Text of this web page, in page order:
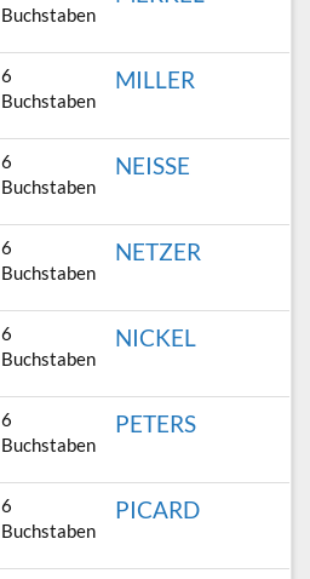
Buchstaben
6
Buchstaben
MILLER
6
Buchstaben
NEISSE
6
Buchstaben
NETZER
6
Buchstaben
NICKEL
6
Buchstaben
PETERS
6
Buchstaben
PICARD